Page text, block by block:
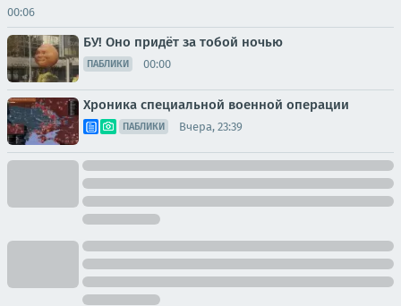
00:06
БУ! Оно придёт за тобой ночью
ПАБЛИКИ 00:00
Хроника специальной военной операции
ПАБЛИКИ Вчера, 23:39